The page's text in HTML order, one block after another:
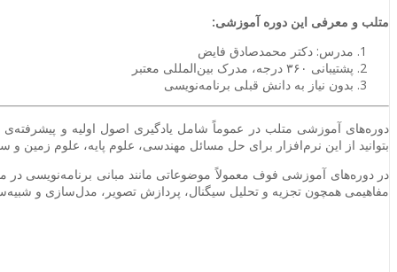
متلب و معرفی این دوره آموزشی:
مدرس: دکتر محمدصادق فایض
پشتیبانی ۳۶۰ درجه، مدرک بین‌المللی معتبر
بدون نیاز به دانش قبلی برنامه‌نویسی
دوره‌های آموزشی متلب در عموماً شامل یادگیری اصول اولیه و
بتوانید از این نرم‌افزار برای حل مسائل مهندسی، علوم پایه، علوم زمین و
در دوره‌های آموزشی فوف معمولاً موضوعاتی مانند مبانی برنامه‌نویسی
مفاهیمی همچون تجزیه و تحلیل سیگنال، پردازش تصویر، مدل‌سازی و